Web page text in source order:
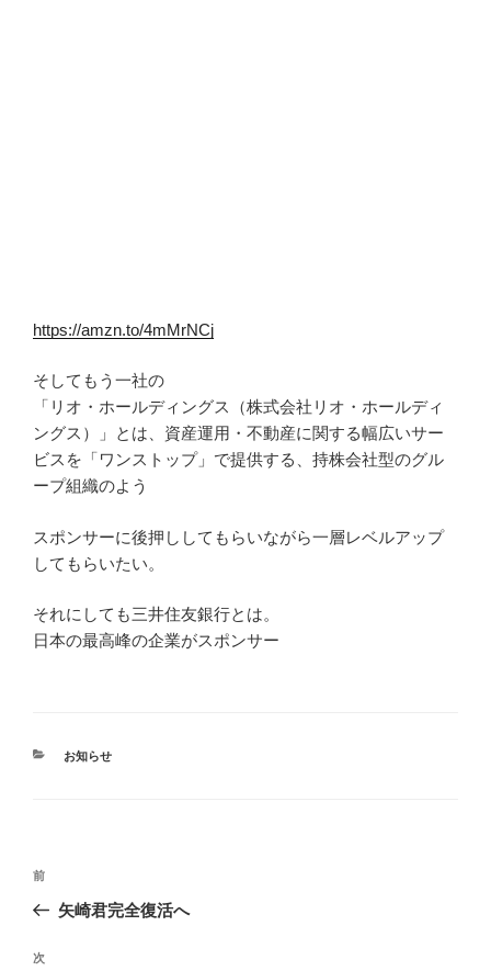
https://amzn.to/4mMrNCj
そしてもう一社の
「リオ・ホールディングス（株式会社リオ・ホールディ
ングス）」とは、資産運用・不動産に関する幅広いサー
ビスを「ワンストップ」で提供する、持株会社型のグル
ープ組織のよう
スポンサーに後押ししてもらいながら一層レベルアップ
してもらいたい。
それにしても三井住友銀行とは。
日本の最高峰の企業がスポンサー
カ
お知らせ
投
ビ
前
の
稿
前
矢崎君完全復活へ
次
次